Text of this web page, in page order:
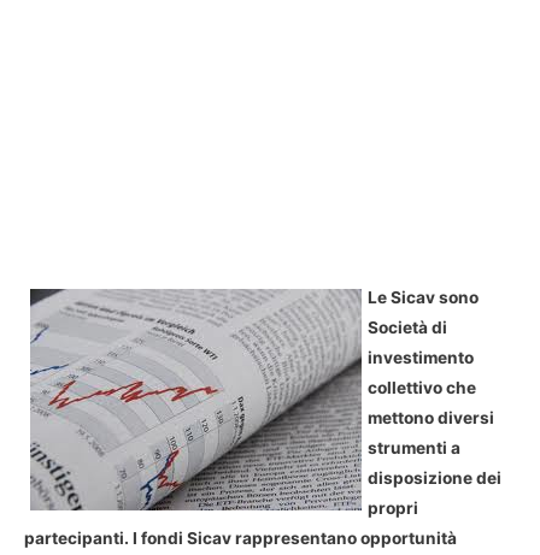
Le Sicav sono
Società di
investimento
collettivo che
mettono diversi
strumenti a
disposizione dei
propri
partecipanti. I fondi Sicav rappresentano opportunità